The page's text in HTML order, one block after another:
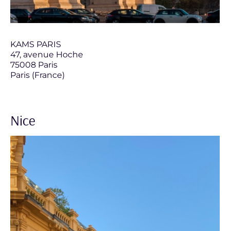
KAMS PARIS
47, avenue Hoche
75008 Paris
Paris (France)
Nice